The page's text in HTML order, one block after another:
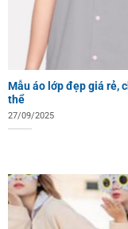
Mẫu áo lớp đẹp giá rẻ,
thể
27/09/2025